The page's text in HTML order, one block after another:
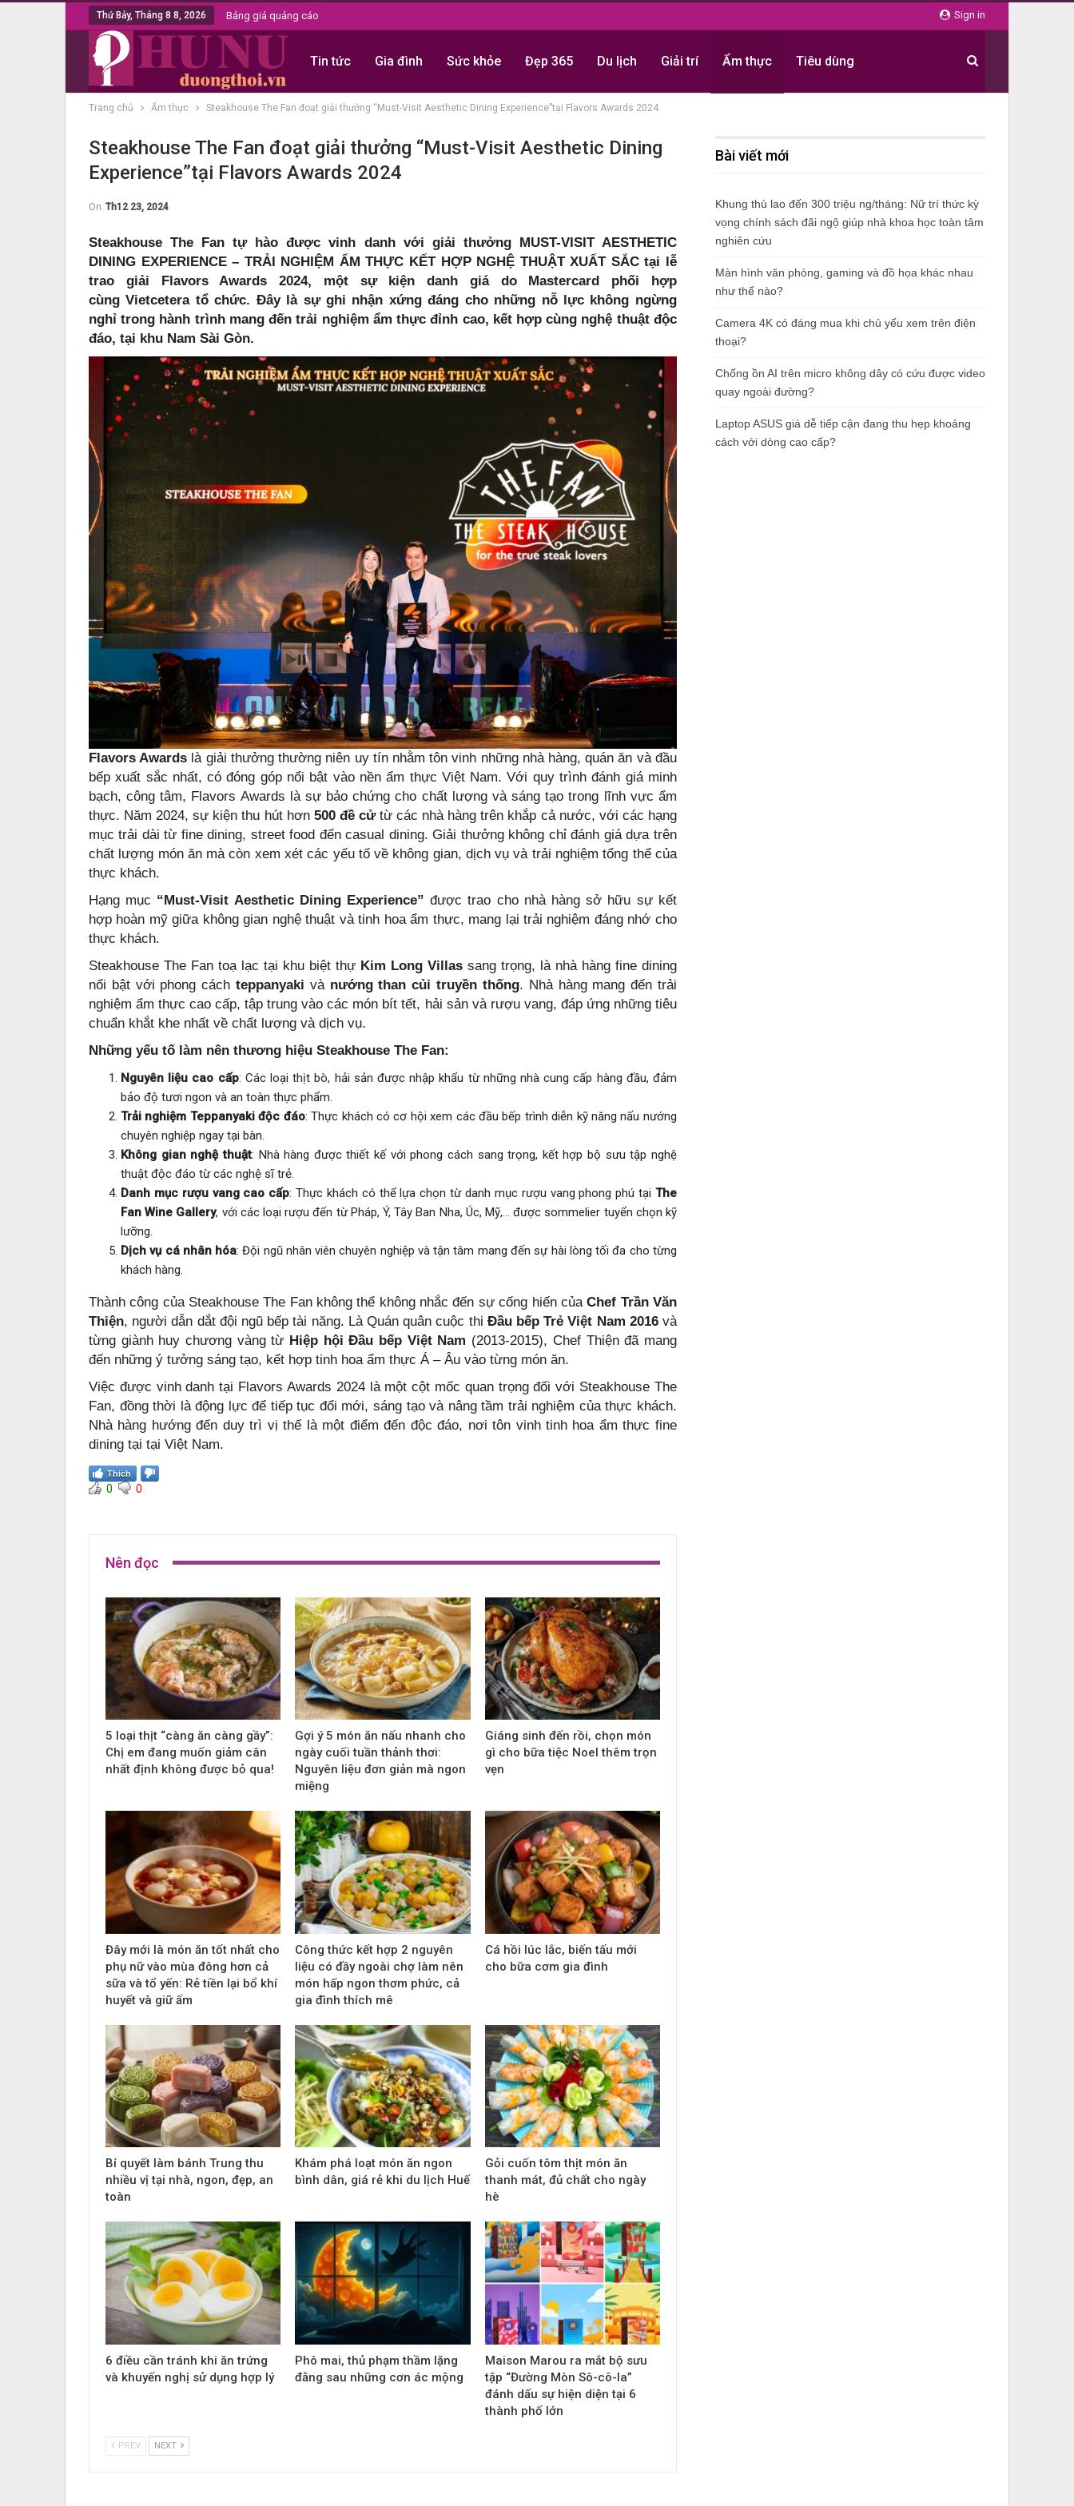
Sign in
Thứ Bảy, Tháng 8 8, 2026 Bảng giá quảng cáo
Tin tức Gia đình Sức khỏe Đẹp 365 Du lịch Giải trí Ẩm thực Tiêu dùng
Trang chủ Ẩm thực Steakhouse The Fan đoạt giải thưởng “Must-Visit Aesthetic Dining Experience”tại Flavors Awards 2024
Steakhouse The Fan đoạt giải thưởng “Must-Visit Aesthetic Dining
Experience”tại Flavors Awards 2024
On Th12 23, 2024
Steakhouse The Fan tự hào được vinh danh với giải thưởng MUST-VISIT AESTHETIC
DINING EXPERIENCE – TRẢI NGHIỆM ẨM THỰC KẾT HỢP NGHỆ THUẬT XUẤT SẮC tại lễ
trao giải Flavors Awards 2024, một sự kiện danh giá do Mastercard phối hợp
cùng Vietcetera tổ chức. Đây là sự ghi nhận xứng đáng cho những nỗ lực không ngừng
nghỉ trong hành trình mang đến trải nghiệm ẩm thực đỉnh cao, kết hợp cùng nghệ thuật độc
đáo, tại khu Nam Sài Gòn.
Flavors Awards là giải thưởng thường niên uy tín nhằm tôn vinh những nhà hàng, quán ăn và đầu
bếp xuất sắc nhất, có đóng góp nổi bật vào nền ẩm thực Việt Nam. Với quy trình đánh giá minh
bạch, công tâm, Flavors Awards là sự bảo chứng cho chất lượng và sáng tạo trong lĩnh vực ẩm
thực. Năm 2024, sự kiện thu hút hơn 500 đề cửtừ các nhà hàng trên khắp cả nước, với các hạng
mục trải dài từ fine dining, street food đến casual dining. Giải thưởng không chỉ đánh giá dựa trên
chất lượng món ăn mà còn xem xét các yếu tố về không gian, dịch vụ và trải nghiệm tổng thể của
thực khách.
Hạng mục “Must-Visit Aesthetic Dining Experience” được trao cho nhà hàng sở hữu sự kết
hợp hoàn mỹ giữa không gian nghệ thuật và tinh hoa ẩm thực, mang lại trải nghiệm đáng nhớ cho
thực khách.
Steakhouse The Fan toạ lạc tại khu biệt thự Kim Long Villassang trọng, là nhà hàng fine dining
nổi bật với phong cáchteppanyaki và nướng than củi truyền thống. Nhà hàng mang đến trải
nghiệm ẩm thực cao cấp, tập trung vào các món bít tết, hải sản và rượu vang, đáp ứng những tiêu
chuẩn khắt khe nhất về chất lượng và dịch vụ.
Những yếu tố làm nên thương hiệu Steakhouse The Fan:
Nguyên liệu cao cấp: Các loại thịt bò, hải sản được nhập khẩu từ những nhà cung cấp hàng đầu, đảm
bảo độ tươi ngon và an toàn thực phẩm.
Trải nghiệm Teppanyaki độc đáo: Thực khách có cơ hội xem các đầu bếp trình diễn kỹ năng nấu nướng
chuyên nghiệp ngay tại bàn.
Không gian nghệ thuật: Nhà hàng được thiết kế với phong cách sang trọng, kết hợp bộ sưu tập nghệ
thuật độc đáo từ các nghệ sĩ trẻ.
Danh mục rượu vang cao cấp: Thực khách có thể lựa chọn từ danh mục rượu vang phong phú tại The
Fan Wine Gallery, với các loại rượu đến từ Pháp, Ý, Tây Ban Nha, Úc, Mỹ,… được sommelier tuyển chọn kỹ
lưỡng.
Dịch vụ cá nhân hóa: Đội ngũ nhân viên chuyên nghiệp và tận tâm mang đến sự hài lòng tối đa cho từng
khách hàng.
Thành công của Steakhouse The Fan không thể không nhắc đến sự cống hiến củaChef Trần Văn
Thiện, người dẫn dắt đội ngũ bếp tài năng. Là Quán quân cuộc thi Đầu bếp Trẻ Việt Nam 2016và
từng giành huy chương vàng từ Hiệp hội Đầu bếp Việt Nam (2013-2015), Chef Thiện đã mang
đến những ý tưởng sáng tạo, kết hợp tinh hoa ẩm thực Á – Âu vào từng món ăn.
Việc được vinh danh tại Flavors Awards 2024 là một cột mốc quan trọng đối với Steakhouse The
Fan, đồng thời là động lực để tiếp tục đổi mới, sáng tạo và nâng tầm trải nghiệm của thực khách.
Nhà hàng hướng đến duy trì vị thế là một điểm đến độc đáo, nơi tôn vinh tinh hoa ẩm thực fine
dining tại tại Việt Nam.
Thích
0 0
Nên đọc
5 loại thịt “càng ăn càng gầy”:
Chị em đang muốn giảm cân
nhất định không được bỏ qua!
Gợi ý 5 món ăn nấu nhanh cho
ngày cuối tuần thảnh thơi:
Nguyên liệu đơn giản mà ngon
miệng
Giáng sinh đến rồi, chọn món
gì cho bữa tiệc Noel thêm trọn
vẹn
Đây mới là món ăn tốt nhất cho
phụ nữ vào mùa đông hơn cả
sữa và tổ yến: Rẻ tiền lại bổ khí
huyết và giữ ấm
Công thức kết hợp 2 nguyên
liệu có đầy ngoài chợ làm nên
món hấp ngon thơm phức, cả
gia đình thích mê
Cá hồi lúc lắc, biến tấu mới
cho bữa cơm gia đình
Bí quyết làm bánh Trung thu
nhiều vị tại nhà, ngon, đẹp, an
toàn
Khám phá loạt món ăn ngon
bình dân, giá rẻ khi du lịch Huế
Gỏi cuốn tôm thịt món ăn
thanh mát, đủ chất cho ngày
hè
6 điều cần tránh khi ăn trứng
và khuyến nghị sử dụng hợp lý
Phô mai, thủ phạm thầm lặng
đằng sau những cơn ác mộng
Maison Marou ra mắt bộ sưu
tập “Đường Mòn Sô-cô-la”
đánh dấu sự hiện diện tại 6
thành phố lớn
PREV NEXT
Bài viết mới
Khung thù lao đến 300 triệu ng/tháng: Nữ trí thức kỳ
vọng chính sách đãi ngộ giúp nhà khoa học toàn tâm
nghiên cứu
Màn hình văn phòng, gaming và đồ họa khác nhau
như thế nào?
Camera 4K có đáng mua khi chủ yếu xem trên điện
thoại?
Chống ồn AI trên micro không dây có cứu được video
quay ngoài đường?
Laptop ASUS giá dễ tiếp cận đang thu hẹp khoảng
cách với dòng cao cấp?